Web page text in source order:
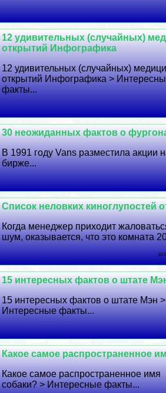
12 удивительных (случайных)
открытий Инфографика
12 удивительных (случайных)
открытий Инфографика >
факты...
30 неожиданных фактов о
В 1991 году Vans разместила акции
бирже...
Список неловких киноглупостей
Когда менеджер приходит
шум, оказывается, что это комната
10
15 интересных фактов о штате
15 интересных фактов о штате Мэн >
Интересные факты...
Какое самое распространенное
Какое самое распространенное имя
собаки? > Интересные факты...